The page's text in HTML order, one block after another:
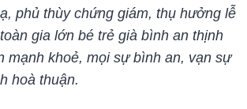
phủ thùy chứng giám, thụ hưởng lễ
gia lớn bé trẻ già bình an thịnh
mạnh khoẻ, mọi sự bình an, vạn sự
hoà thuận.